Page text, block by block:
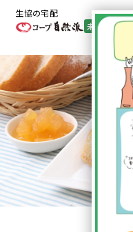
生協の宅配
未加入・ご